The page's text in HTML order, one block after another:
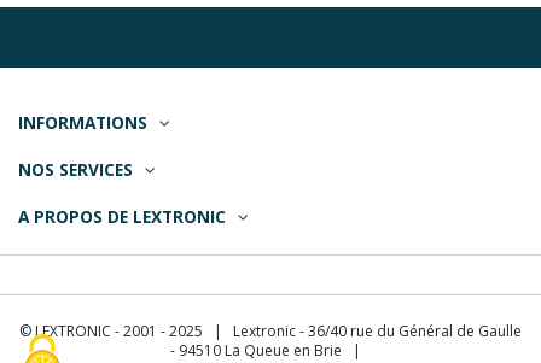
INFORMATIONS
NOS SERVICES
A PROPOS DE LEXTRONIC
© LEXTRONIC - 2001 - 2025 | Lextronic - 36/40 rue du Général de Gaulle
- 94510 La Queue en Brie |